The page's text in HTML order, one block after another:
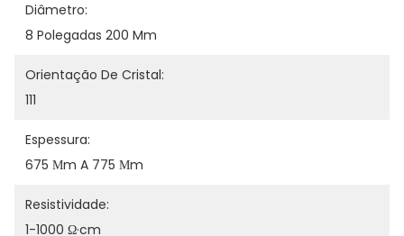
Diâmetro:
8 Polegadas 200 Mm
Orientação De Cristal:
111
Espessura:
675 Μm A 775 Μm
Resistividade:
1-1000 Ω·cm